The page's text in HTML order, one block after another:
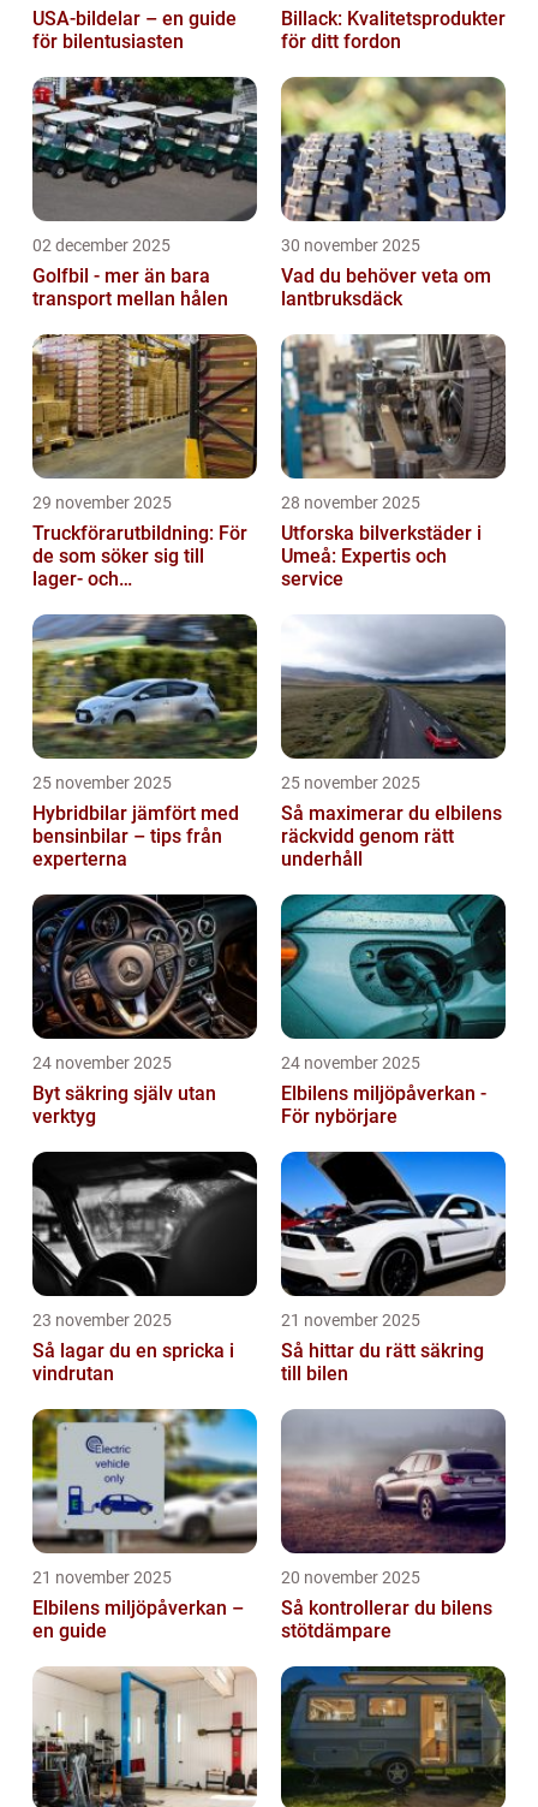
USA-bildelar – en guide
för bilentusiasten
Billack: Kvalitetsprodukter
för ditt fordon
02 december 2025
Golfbil - mer än bara
transport mellan hålen
30 november 2025
Vad du behöver veta om
lantbruksdäck
29 november 2025
Truckförarutbildning: För
de som söker sig till
lager- och
28 november 2025
Utforska bilverkstäder i
Umeå: Expertis och
service
25 november 2025
Hybridbilar jämfört med
bensinbilar – tips från
experterna
25 november 2025
Så maximerar du elbilens
räckvidd genom rätt
underhåll
24 november 2025
Byt säkring själv utan
verktyg
24 november 2025
Elbilens miljöpåverkan -
För nybörjare
23 november 2025
Så lagar du en spricka i
vindrutan
21 november 2025
Så hittar du rätt säkring
till bilen
21 november 2025
Elbilens miljöpåverkan –
en guide
20 november 2025
Så kontrollerar du bilens
stötdämpare